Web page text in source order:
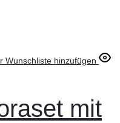
Wunschliste hinzufügen
mit